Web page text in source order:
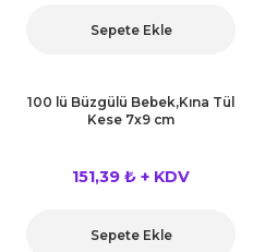
Sepete Ekle
100 lü Büzgülü Bebek,Kına Tül
Kese 7x9 cm
151,39 ₺ + KDV
Sepete Ekle